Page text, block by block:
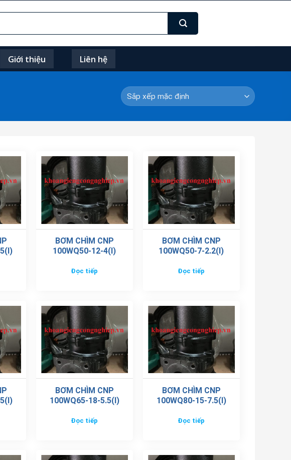
Giới thiệu Liên hệ
BƠM CHÌM CNP
100WQ50-12-4(I)
Đọc tiếp
BƠM CHÌM CNP
100WQ50-7-2.2(I)
Đọc tiếp
BƠM CHÌM CNP
100WQ65-18-5.5(I)
Đọc tiếp
BƠM CHÌM CNP
100WQ80-15-7.5(I)
Đọc tiếp